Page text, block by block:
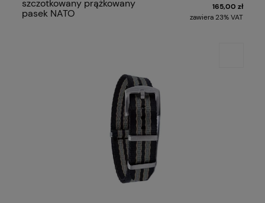
szczotkowany prążkowany
pasek NATO
165,00 zł
zawiera 23% VAT